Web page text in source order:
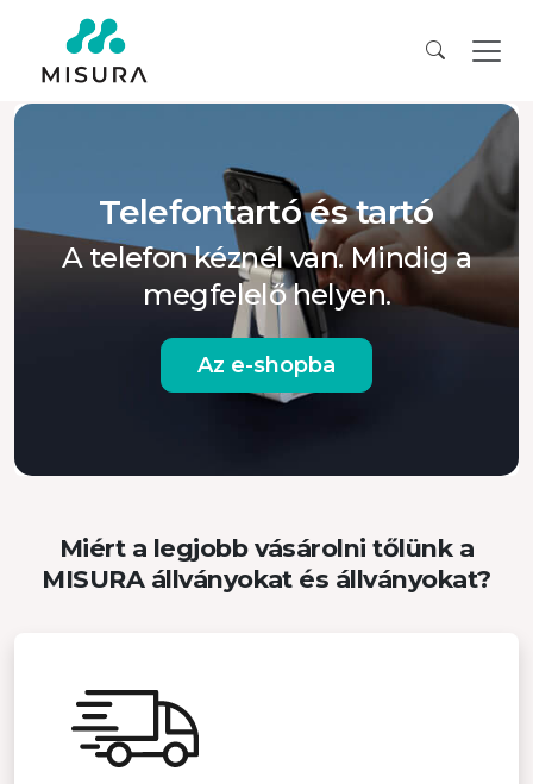
Telefontartó és tartó
A telefon kéznél van. Mindig a
megfelelő helyen.
Az e-shopba
Miért a legjobb vásárolni tőlünk a
MISURA állványokat és állványokat?